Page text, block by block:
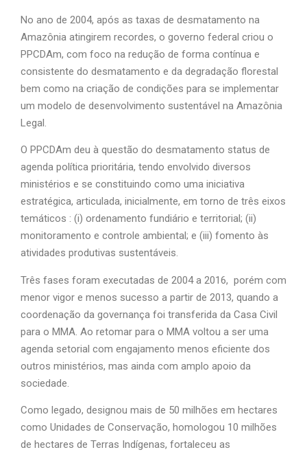
No ano de 2004, após as taxas de desmatamento na
Amazônia atingirem recordes, o governo federal criou o
PPCDAm, com foco na redução de forma contínua e
consistente do desmatamento e da degradação florestal
bem como na criação de condições para se implementar
um modelo de desenvolvimento sustentável na Amazônia
Legal.
O PPCDAm deu à questão do desmatamento status de
agenda política prioritária, tendo envolvido diversos
ministérios e se constituindo como uma iniciativa
estratégica, articulada, inicialmente, em torno de três eixos
temáticos : (i) ordenamento fundiário e territorial; (ii)
monitoramento e controle ambiental; e (iii) fomento às
atividades produtivas sustentáveis.
Três fases foram executadas de 2004 a 2016, porém com
menor vigor e menos sucesso a partir de 2013, quando a
coordenação da governança foi transferida da Casa Civil
para o MMA. Ao retomar para o MMA voltou a ser uma
agenda setorial com engajamento menos eficiente dos
outros ministérios, mas ainda com amplo apoio da
sociedade.
Como legado, designou mais de 50 milhões em hectares
como Unidades de Conservação, homologou 10 milhões
de hectares de Terras Indígenas, fortaleceu as